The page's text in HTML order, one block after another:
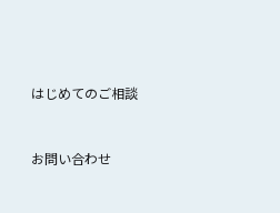
はじめてのご相談
お問い合わせ